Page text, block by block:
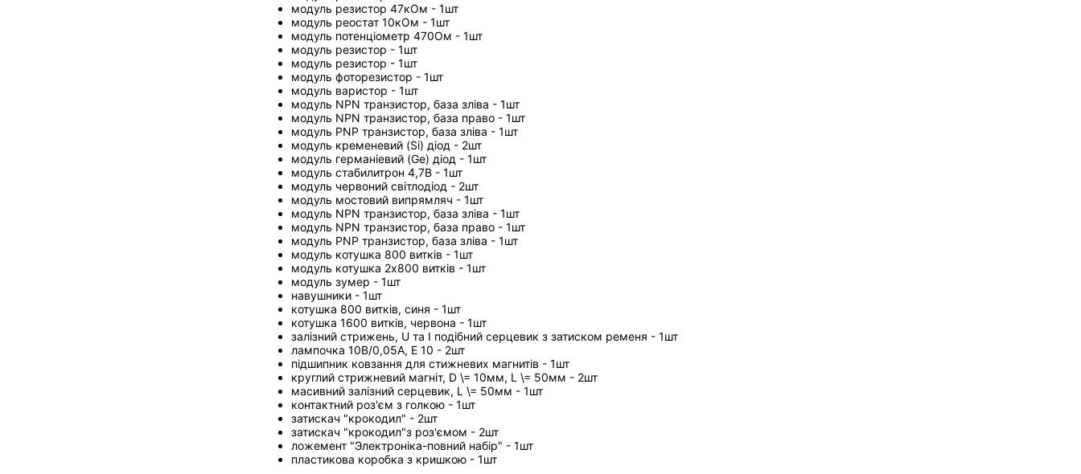
модуль резистор 47кОм - 1шт
модуль реостат 10кОм - 1шт
модуль потенціометр 470Ом - 1шт
модуль резистор - 1шт
модуль резистор - 1шт
модуль фоторезистор - 1шт
модуль варистор - 1шт
модуль NPN транзистор, база зліва - 1шт
модуль NPN транзистор, база право - 1шт
модуль PNP транзистор, база зліва - 1шт
модуль кременевий (Si) діод - 2шт
модуль германіевий (Ge) діод - 1шт
модуль стабилитрон 4,7В - 1шт
модуль червоний світлодіод - 2шт
модуль мостовий випрямляч - 1шт
модуль NPN транзистор, база зліва - 1шт
модуль NPN транзистор, база право - 1шт
модуль PNP транзистор, база зліва - 1шт
модуль котушка 800 витків - 1шт
модуль котушка 2х800 витків - 1шт
модуль зумер - 1шт
навушники - 1шт
котушка 800 витків, синя - 1шт
котушка 1600 витків, червона - 1шт
залізний стрижень, U та І подібний серцевик з затиском ременя - 1шт
лампочка 10В/0,05А, Е 10 - 2шт
підшипник ковзання для стижневих магнитів - 1шт
круглий стрижневий магніт, D \= 10мм, L \= 50мм - 2шт
масивний залізний серцевик, L \= 50мм - 1шт
контактний роз'єм з голкою - 1шт
затискач "крокодил" - 2шт
затискач "крокодил"з роз'ємом - 2шт
ложемент "Электроніка-повний набір" - 1шт
пластикова коробка з кришкою - 1шт